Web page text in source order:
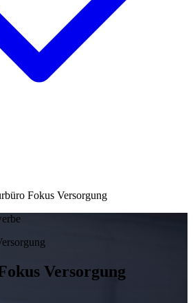
Fokus Versorgung
Versorgung